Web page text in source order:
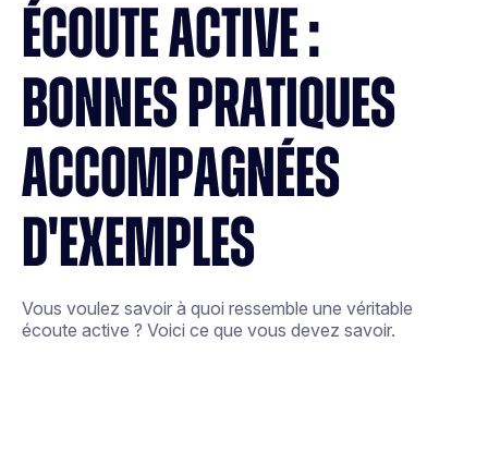
ÉCOUTE ACTIVE :
BONNES PRATIQUES
ACCOMPAGNÉES
D'EXEMPLES
Vous voulez savoir à quoi ressemble une véritable
écoute active ? Voici ce que vous devez savoir.